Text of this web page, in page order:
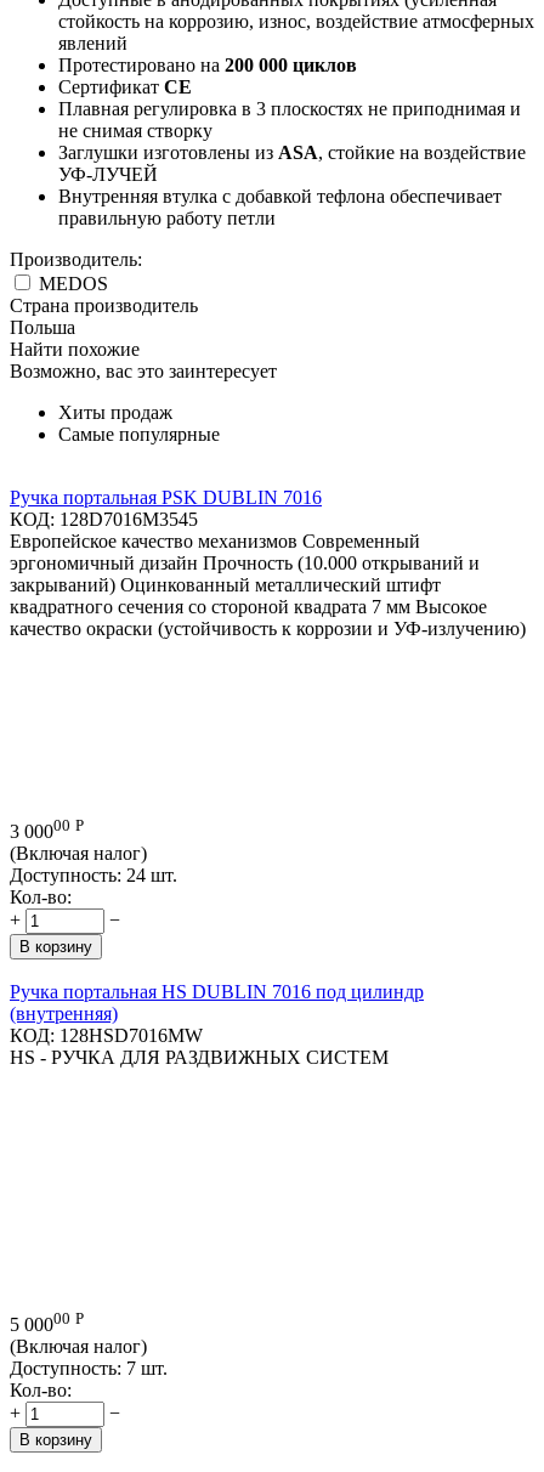
стойкость на коррозию, износ, воздействие атмосферных
явлений
Протестировано на 200 000 циклов
Сертификат CE
Плавная регулировка в 3 плоскостях не приподнимая и
не снимая створку
Заглушки изготовлены из ASA, стойкие на воздействие
УФ-ЛУЧЕЙ
Внутренняя втулка с добавкой тефлона обеспечивает
правильную работу петли
Производитель:
MEDOS
Страна производитель
Польша
Найти похожие
Возможно, вас это заинтересует
Хиты продаж
Самые популярные
Ручка портальная PSK DUBLIN 7016
КОД: 128D7016M3545
Европейское качество механизмов Современный
эргономичный дизайн Прочность (10.000 открываний и
закрываний) Оцинкованный металлический штифт
квадратного сечения со стороной квадрата 7 мм Высокое
качество окраски (устойчивость к коррозии и УФ-излучению)
3 00000 Р
(Включая налог)
Доступность: 24 шт.
Кол-во:
+
−
В корзину
Ручка портальная HS DUBLIN 7016 под цилиндр
(внутренняя)
КОД: 128HSD7016MW
HS - РУЧКА ДЛЯ РАЗДВИЖНЫХ СИСТЕМ
5 00000 Р
(Включая налог)
Доступность: 7 шт.
Кол-во:
+
−
В корзину